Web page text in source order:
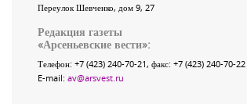
Переулок Шевченко, дом 9, 27
Редакция газеты
«Арсеньевские вести»:
Телефон: +7 (423) 240-70-21, факс: +7 (423) 240-70-22
E-mail: av@arsvest.ru